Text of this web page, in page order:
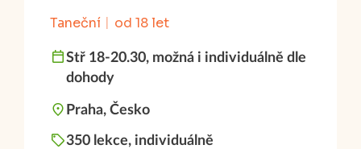
Taneční od 18 let
Stř 18-20.30, možná i individuálně dle
dohody
Praha, Česko
350 lekce, individuálně